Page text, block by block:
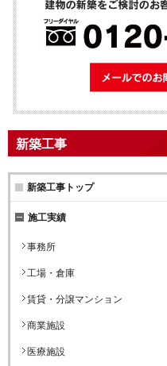
新築工事
新築工事トップ
施工実績
事務所
工場・倉庫
賃貸・分譲マンション
商業施設
医療施設